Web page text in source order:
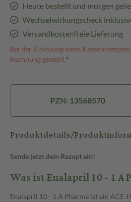
Heute bestellt und morgen
Wechselwirkungscheck
Versandkostenfreie Lieferung
Bei der Einlösung eines
Rechnung gestellt.⁴
PZN: 13568570
Produktdetails/
Sende jetzt dein Rezept ein!
Was ist Enalapril 10 - 1
Enalapril 10 - 1 A Pharma ist ein